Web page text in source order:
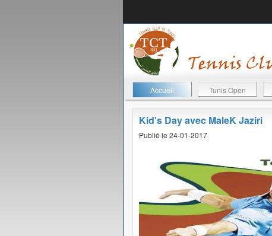
Accueil Tunis Open
Kid's Day avec MaleK Jaziri
Publié le 24-01-2017